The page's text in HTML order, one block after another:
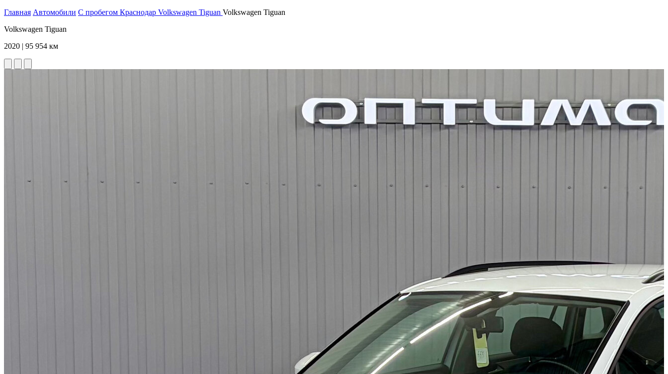
Главная Автомобили С пробегом Краснодар Volkswagen Tiguan Volkswagen Tiguan
Volkswagen Tiguan
2020 | 95 954 км